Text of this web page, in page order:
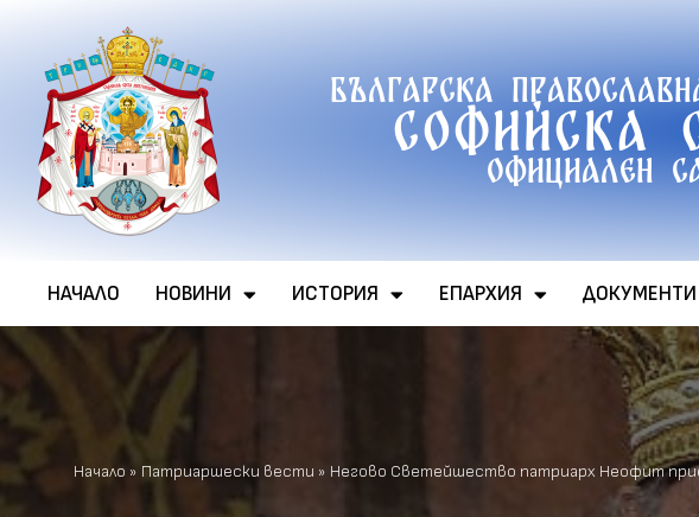
Продължете
към
съдържанието
Българска
Софийска
Официален
НАЧАЛО НОВИНИ ИСТОРИЯ ЕПАРХИЯ ДОКУМЕНТИ
Начало » Патриаршески вести » Негово Светейшество патриарх Неофит прие